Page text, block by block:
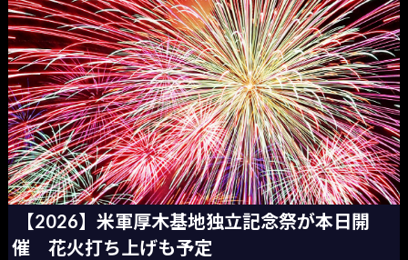
【2026】米軍厚木基地独立記念祭が本日開
催 花火打ち上げも予定